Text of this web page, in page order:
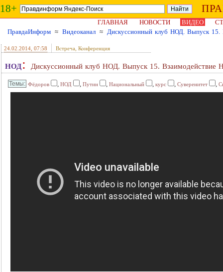
18+
ГЛАВНАЯ НОВОСТИ ВИДЕО
ПравдаИнформ ≈ Видеоканал ≈ Дискуссионный клуб НОД. Выпуск
24.02.2014 , 07:58 Встреча, Конференция
НОД: Дискуссионный клуб НОД. Выпуск 15.
Фёдоров , НОД , Путин , Национальный , курс , Суверенитет ,